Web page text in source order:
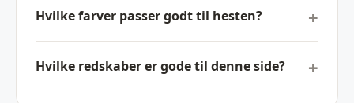
Hvilke farver passer godt til hesten?
Hvilke redskaber er gode til denne side?